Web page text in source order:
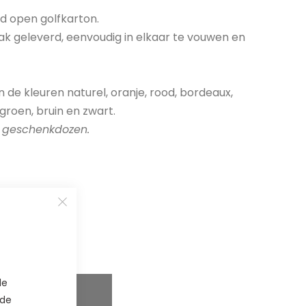
open golfkarton.
geleverd, eenvoudig in elkaar te vouwen en
de kleuren naturel, oranje, rood, bordeaux,
bruin en zwart.